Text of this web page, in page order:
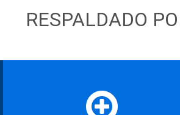
RESPALDADO